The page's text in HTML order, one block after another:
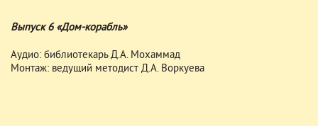
Выпуск 6 «Дом-корабль»
Аудио: библиотекарь Д.А. Мохаммад
Монтаж: ведущий методист Д.А. Воркуева